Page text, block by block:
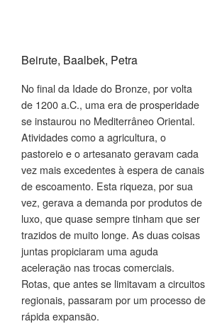
Beirute, Baalbek, Petra
No final da Idade do Bronze, por volta
de 1200 a.C., uma era de prosperidade
se instaurou no Mediterrâneo Oriental.
Atividades como a agricultura, o
pastoreio e o artesanato geravam cada
vez mais excedentes à espera de canais
de escoamento. Esta riqueza, por sua
vez, gerava a demanda por produtos de
luxo, que quase sempre tinham que ser
trazidos de muito longe. As duas coisas
juntas propiciaram uma aguda
aceleração nas trocas comerciais.
Rotas, que antes se limitavam a circuitos
regionais, passaram por um processo de
rápida expansão.